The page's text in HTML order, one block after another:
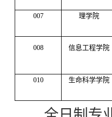
007 理学院
008 信息工程学院
010 生命科学学院